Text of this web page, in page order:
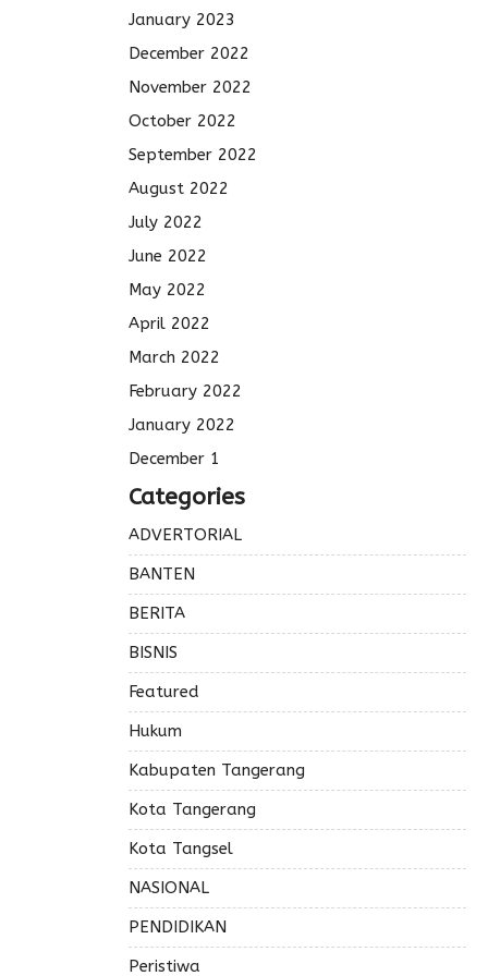
January 2023
December 2022
November 2022
October 2022
September 2022
August 2022
July 2022
June 2022
May 2022
April 2022
March 2022
February 2022
January 2022
December 1
Categories
ADVERTORIAL
BANTEN
BERITA
BISNIS
Featured
Hukum
Kabupaten Tangerang
Kota Tangerang
Kota Tangsel
NASIONAL
PENDIDIKAN
Peristiwa